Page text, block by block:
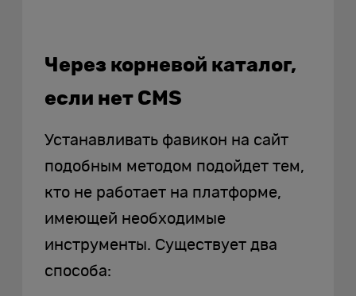
Через корневой каталог,
если нет CMS
Устанавливать фавикон на сайт
подобным методом подойдет тем,
кто не работает на платформе,
имеющей необходимые
инструменты. Существует два
способа: